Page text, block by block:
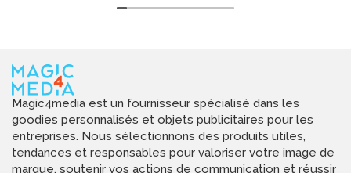
Magic4media est un fournisseur spécialisé dans les
goodies personnalisés et objets publicitaires pour les
entreprises. Nous sélectionnons des produits utiles,
tendances et responsables pour valoriser votre image de
marque, soutenir vos actions de communication et réussir